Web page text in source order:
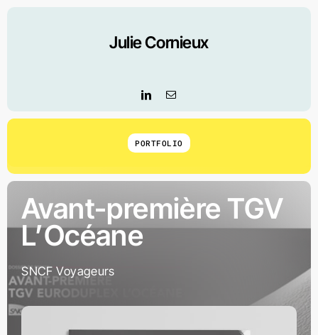
Julie Cornieux
PORTFOLIO
Avant-première TGV
L’Océane
SNCF Voyageurs